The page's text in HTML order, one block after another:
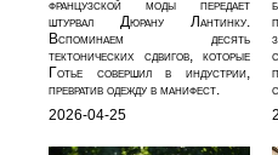
французской моды передает
штурвал Дюрану Лантинку.
Вспоминаем десять
тектонических сдвигов, которые
Готье совершил в индустрии,
превратив одежду в манифест.
2026-04-25